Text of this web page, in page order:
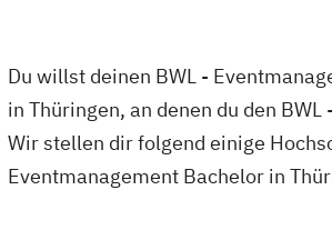
Du willst deinen BWL -
in Thüringen, an denen du den
Wir stellen dir folgend einige
Eventmanagement Bachelor in